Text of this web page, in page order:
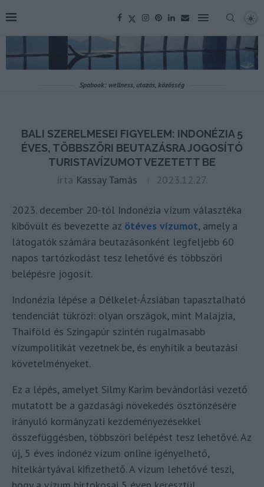
Spabook: wellness, utazás, közösség
BALI SZERELMESEI FIGYELEM: INDONÉZIA 5
ÉVES, TÖBBSZÖRI BEUTAZÁSRA JOGOSÍTÓ
TURISTAVÍZUMOT VEZETETT BE
írta Kassay Tamás 2023.12.27.
2023. december 20-tól Indonézia vízum választéka
kibővült és bevezette az ötéves vízumot, amely a
látogatók számára beutazásonként legfeljebb 60
napos tartózkodást tesz lehetővé és többszöri
belépésre jogosít.
Indonézia lépése a Délkelet-Ázsiában tapasztalható
tendenciát tükrözi: olyan országok, mint Malajzia,
Thaiföld és Szingapúr szintén rugalmasabb
vízumpolitikát vezetnek be, és enyhítik a beutazási
követelményeket.
Ez a lépés, amelyet Silmy Karim bevándorlási vezető
mutatott be a gazdasági növekedés ösztönzésére
irányuló kormányzati kezdeményezésekkel
összefüggésben, többszöri belépést tesz lehetővé. Az
új, 5 éves indonéz vízum online igényelhető,
hitelkártyával kifizethető. A vízum lehetővé teszi,